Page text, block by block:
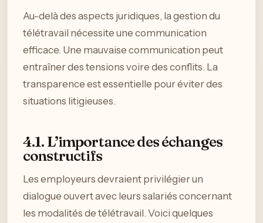
Au-delà des aspects juridiques, la gestion du
télétravail nécessite une communication
efficace. Une mauvaise communication peut
entraîner des tensions voire des conflits. La
transparence est essentielle pour éviter des
situations litigieuses.
4.1. L’importance des échanges
constructifs
Les employeurs devraient privilégier un
dialogue ouvert avec leurs salariés concernant
les modalités de télétravail. Voici quelques